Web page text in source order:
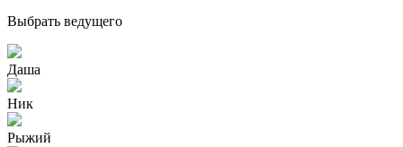
Выбрать ведущего
Даша
Ник
Рыжий